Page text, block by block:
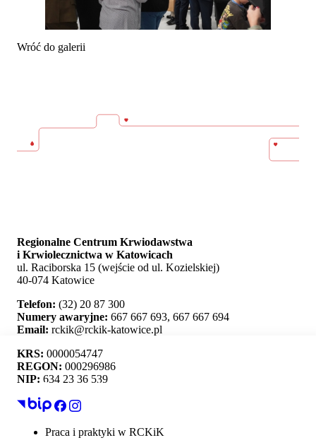
Ta strona używa plików cookie i umożliwia wybór,
Wróć do galerii
Regionalne Centrum Krwiodawstwa
i Krwiolecznictwa w Katowicach
ul. Raciborska 15 (wejście od ul. Kozielskiej)
40-074 Katowice
Telefon: (32) 20 87 300
Numery awaryjne: 667 667 693, 667 667 694
Email: rckik@rckik-katowice.pl
KRS: 0000054747
REGON: 000296986
NIP: 634 23 36 539
Praca i praktyki w RCKiK